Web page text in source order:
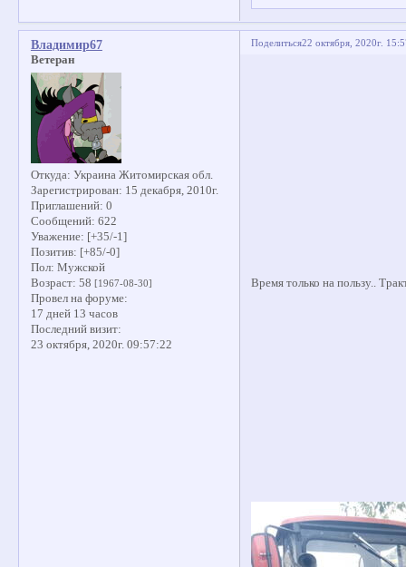
Поделиться22 октября, 2020г.
Владимир67
Ветеран
Откуда: Украина Житомирская обл.
Зарегистрирован: 15 декабря, 2010г.
Приглашений: 0
Сообщений: 622
Уважение: [+35/-1]
Позитив: [+85/-0]
Пол: Мужской
Возраст: 58 [1967-08-30]
Провел на форуме:
17 дней 13 часов
Последний визит:
23 октября, 2020г. 09:57:22
Время только на пользу..